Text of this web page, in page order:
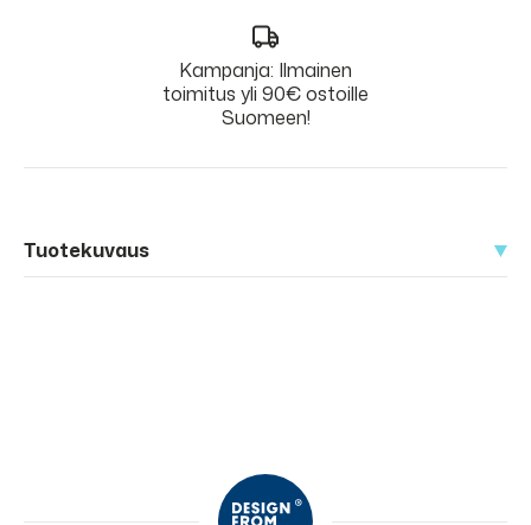
Kampanja: Ilmainen
toimitus yli 90€ ostoille
Suomeen!
Tuotekuvaus